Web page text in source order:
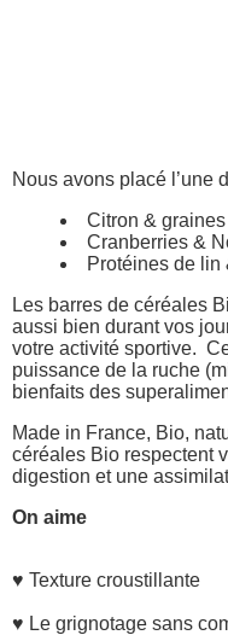
Nous avons placé l’une
Citron &
Cranberries &
Protéines de lin
Les barres de céréales
aussi bien durant vos
votre activité sportive.
puissance de la ruche
bienfaits des
Made in France, Bio,
céréales Bio respectent
digestion et une
On aime
♥ Texture croustillante
♥ Le grignotage sans